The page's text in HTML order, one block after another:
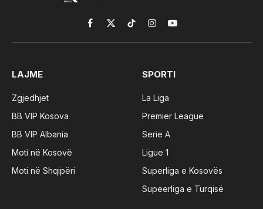
Facebook
X
(Twitter)
TikTokInstagramYouTube
LAJME
Zgjedhjet
BB VIP Kosova
BB VIP Albania
Moti në Kosovë
Moti në Shqipëri
SPORTI
La Liga
Premier League
Serie A
Ligue 1
Superliga e Kosovës
Supeerliga e Turqisë